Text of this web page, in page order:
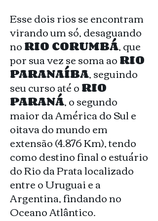
Esse dois rios se encontram
virando um só, desaguando
noRIO CORUMBÁ, que
por sua vez se soma aoRIO
PARANAÍBA, seguindo
seu curso até oRIO
PARANÁ, o segundo
maior da América do Sul e
oitava do mundo em
extensão (4.876 Km), tendo
como destino final o estuário
do Rio da Prata localizado
entre o Uruguai e a
Argentina, findando no
Oceano Atlântico.